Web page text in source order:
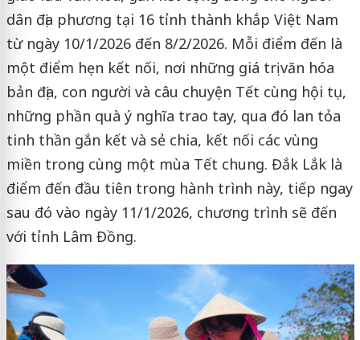
dân địa phương tại 16 tỉnh thành khắp Việt Nam
từ ngày 10/1/2026 đến 8/2/2026. Mỗi điểm đến là
một điểm hẹn kết nối, nơi những giá trị văn hóa
bản địa, con người và câu chuyện Tết cùng hội tụ,
những phần quà ý nghĩa trao tay, qua đó lan tỏa
tinh thần gắn kết và sẻ chia, kết nối các vùng
miền trong cùng một mùa Tết chung. Đắk Lắk là
điểm đến đầu tiên trong hành trình này, tiếp ngay
sau đó vào ngày 11/1/2026, chương trình sẽ đến
với tỉnh Lâm Đồng.